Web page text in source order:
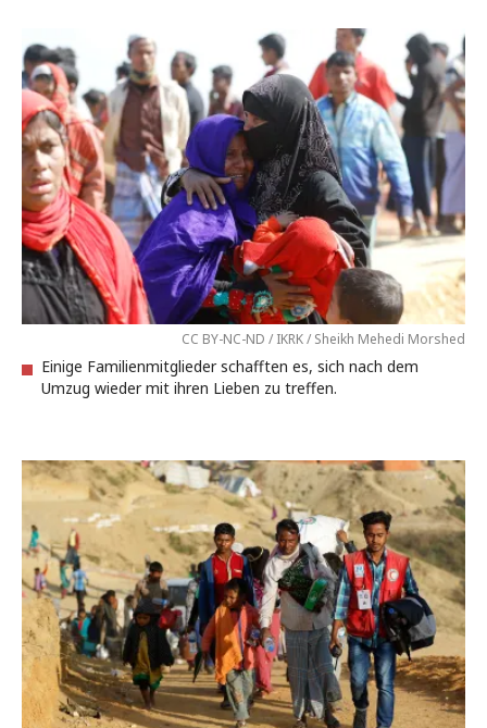
CC BY-NC-ND / IKRK / Sheikh Mehedi Morshed
Einige Familienmitglieder schafften es, sich nach dem
Umzug wieder mit ihren Lieben zu treffen.